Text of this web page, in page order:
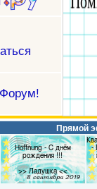
Форум!
Прямой